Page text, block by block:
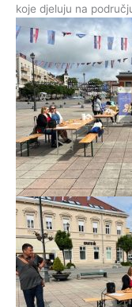
koje djeluju na